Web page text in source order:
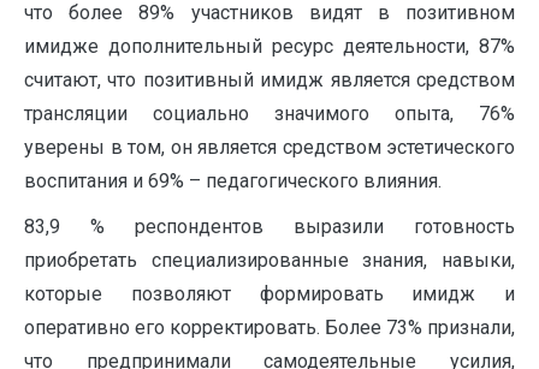
что более 89% участников видят в позитивном
имидже дополнительный ресурс деятельности, 87%
считают, что позитивный имидж является средством
трансляции социально значимого опыта, 76%
уверены в том, он является средством эстетического
воспитания и 69% – педагогического влияния.
83,9 % респондентов выразили готовность
приобретать специализированные знания, навыки,
которые позволяют формировать имидж и
оперативно его корректировать. Более 73% признали,
что предпринимали самодеятельные усилия,